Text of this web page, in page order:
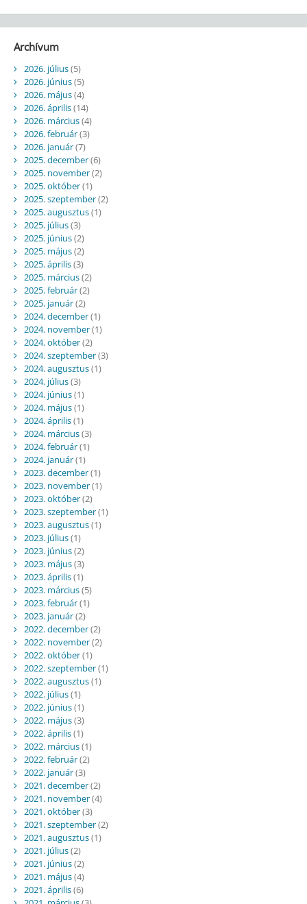
Archívum
2026. július(5)
2026. június(5)
2026. május(4)
2026. április(14)
2026. március(4)
2026. február(3)
2026. január(7)
2025. december(6)
2025. november(2)
2025. október(1)
2025. szeptember(2)
2025. augusztus(1)
2025. július(3)
2025. június(2)
2025. május(2)
2025. április(3)
2025. március(2)
2025. február(2)
2025. január(2)
2024. december(1)
2024. november(1)
2024. október(2)
2024. szeptember(3)
2024. augusztus(1)
2024. július(3)
2024. június(1)
2024. május(1)
2024. április(1)
2024. március(3)
2024. február(1)
2024. január(1)
2023. december(1)
2023. november(1)
2023. október(2)
2023. szeptember(1)
2023. augusztus(1)
2023. július(1)
2023. június(2)
2023. május(3)
2023. április(1)
2023. március(5)
2023. február(1)
2023. január(2)
2022. december(2)
2022. november(2)
2022. október(1)
2022. szeptember(1)
2022. augusztus(1)
2022. július(1)
2022. június(1)
2022. május(3)
2022. április(1)
2022. március(1)
2022. február(2)
2022. január(3)
2021. december(2)
2021. november(4)
2021. október(3)
2021. szeptember(2)
2021. augusztus(1)
2021. július(2)
2021. június(2)
2021. május(4)
2021. április(6)